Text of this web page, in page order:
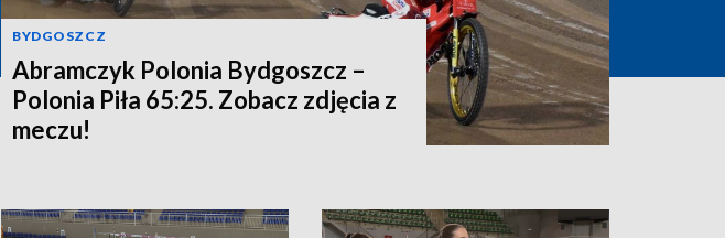
BYDGOSZCZ
Abramczyk Polonia Bydgoszcz –
Polonia Piła 65:25. Zobacz zdjęcia z
meczu!